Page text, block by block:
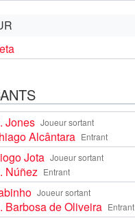
Joueur sortant
Jones
Entrant
Alcântara
Joueur sortant
Jota
Entrant
Núñez
Joueur sortant
Entrant
Barbosa de Oliveira